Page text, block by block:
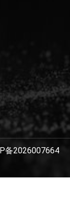
备2026007664